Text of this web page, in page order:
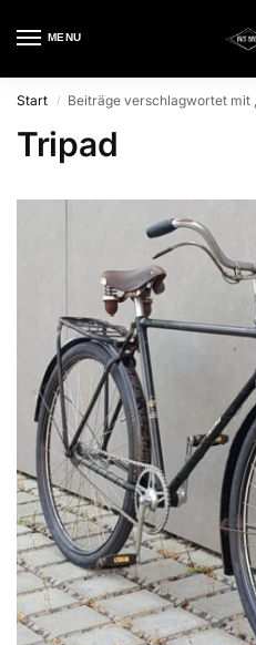
MENU
Start / Beiträge verschlagwortet mit
Tripad